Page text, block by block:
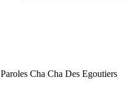
Paroles Cha Cha Des Egoutiers